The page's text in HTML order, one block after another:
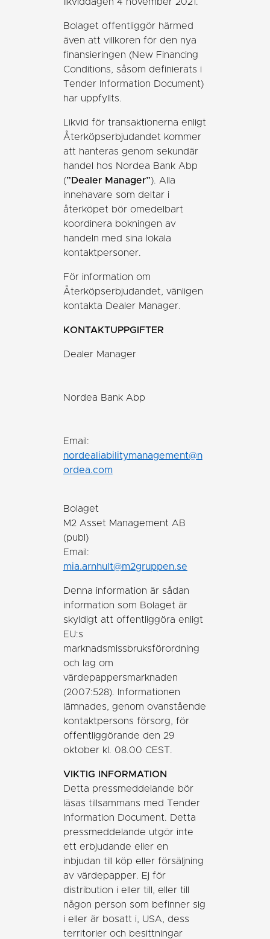
Bolaget offentliggör härmed
även att villkoren för den nya
finansieringen (New Financing
Conditions, såsom definierats i
Tender Information Document)
har uppfyllts.
Likvid för transaktionerna enligt
Återköpserbjudandet kommer
att hanteras genom sekundär
handel hos Nordea Bank Abp
(”Dealer Manager”). Alla
innehavare som deltar i
återköpet bör omedelbart
koordinera bokningen av
handeln med sina lokala
kontaktpersoner.
För information om
Återköpserbjudandet, vänligen
kontakta Dealer Manager.
KONTAKTUPPGIFTER
Dealer Manager
Nordea Bank Abp
Email:
nordealiabilitymanagement@n
ordea.com
Bolaget
M2 Asset Management AB
(publ)
Email:
mia.arnhult@m2gruppen.se
Denna information är sådan
information som Bolaget är
skyldigt att offentliggöra enligt
EU:s
marknadsmissbruksförordning
och lag om
värdepappersmarknaden
(2007:528). Informationen
lämnades, genom ovanstående
kontaktpersons försorg, för
offentliggörande den 29
oktober kl. 08.00 CEST.
VIKTIG INFORMATION
Detta pressmeddelande bör
läsas tillsammans med Tender
Information Document. Detta
pressmeddelande utgör inte
ett erbjudande eller en
inbjudan till köp eller försäljning
av värdepapper. Ej för
distribution i eller till, eller till
någon person som befinner sig
i eller är bosatt i, USA, dess
territorier och besittningar